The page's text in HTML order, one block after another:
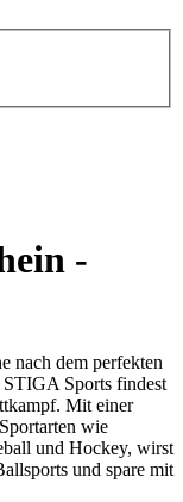
-
nach dem perfekten
Sports findest
Mit einer
wie
und Hockey, wirst
und spare mit